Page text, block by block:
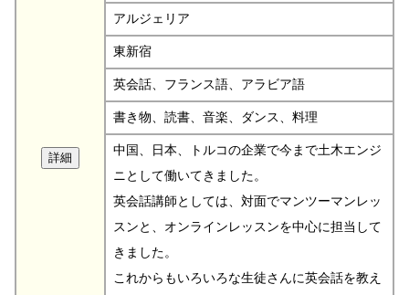
アルジェリア
東新宿
英会話、フランス語、アラビア語
書き物、読書、音楽、ダンス、料理
中国、日本、トルコの企業で今まで土木エンジ
ニとして働いてきました。
英会話講師としては、対面でマンツーマンレッ
スンと、オンラインレッスンを中心に担当して
きました。
これからもいろいろな生徒さんに英会話を教え